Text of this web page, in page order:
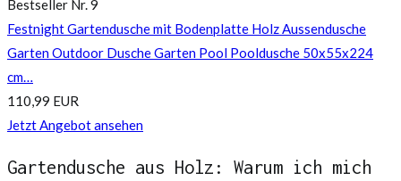
Bestseller Nr. 9
Festnight Gartendusche mit Bodenplatte Holz Aussendusche
Garten Outdoor Dusche Garten Pool Pooldusche 50x55x224
cm…
110,99 EUR
Jetzt Angebot ansehen
Gartendusche aus Holz: Warum ich mich